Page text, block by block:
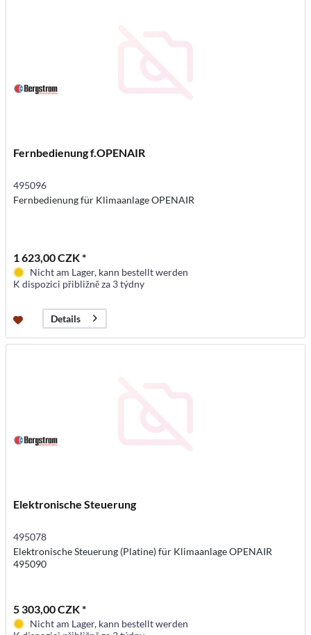
Fernbedienung f.OPENAIR
495096
Fernbedienung für Klimaanlage OPENAIR
1 623,00 CZK *
Nicht am Lager, kann bestellt werden
K dispozici přibližně za 3 týdny
Details
Elektronische Steuerung
495078
Elektronische Steuerung (Platine) für Klimaanlage OPENAIR
495090
5 303,00 CZK *
Nicht am Lager, kann bestellt werden